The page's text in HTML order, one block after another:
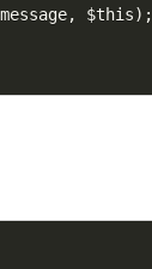
, $this) ;